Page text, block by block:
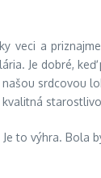
veci a
Je dobré,
srdcovou
to výhra. Bola